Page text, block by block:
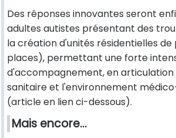
Des réponses innovantes seront
adultes autistes présentant des
la création d'unités résidentielles
places), permettant une forte
d'accompagnement, en
sanitaire et l'environnement
(article en lien ci-dessous).
Mais encore...